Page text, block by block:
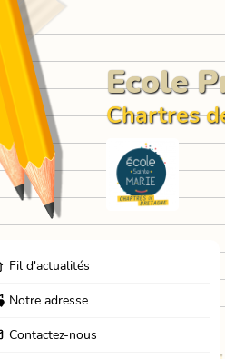
Ecole
Chartres
Fil d'actualités
Notre adresse
Contactez-nous